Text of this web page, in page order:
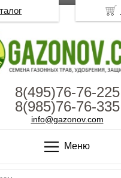
8(495)76-76-225
8(985)76-76-335
info@gazonov.com
Меню